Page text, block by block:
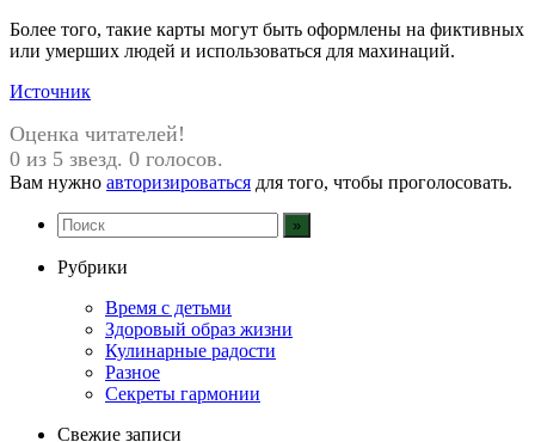
Более того, такие карты могут быть оформлены на фиктивных
или умерших людей и использоваться для махинаций.
Источник
Оценка читателей!
0 из 5 звезд. 0 голосов.
Вам нужно авторизироваться для того, чтобы проголосовать.
Рубрики
Время с детьми
Здоровый образ жизни
Кулинарные радости
Разное
Секреты гармонии
Свежие записи